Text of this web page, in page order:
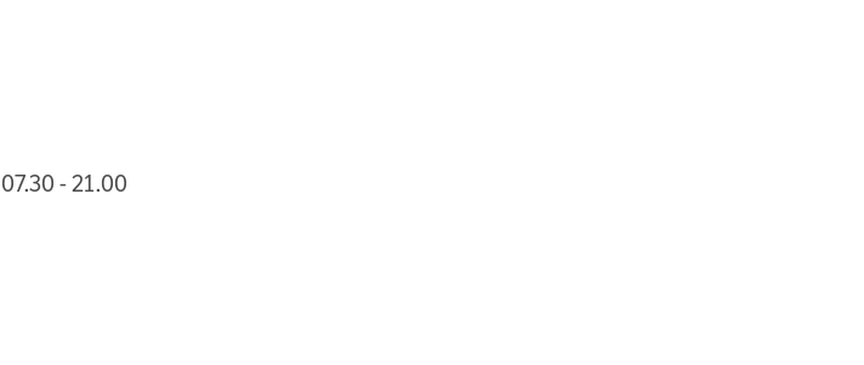
07.30 - 21.00